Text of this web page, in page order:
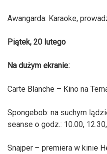
Awangarda: Karaoke,
Piątek, 20 lutego
Na dużym ekranie:
Carte Blanche – Kino na
Spongebob: na suchym
seanse o godz.: 10.00,
Snajper – premiera w kinie